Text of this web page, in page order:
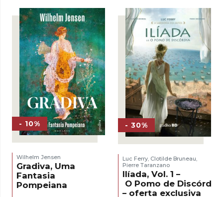
16,00 €.14,40 €.
17,00 €.15,30 €.
- 10%
Wilhelm Jensen
Gradiva, Uma
Fantasia
Pompeiana
- 30%
Luc Ferry, Clotilde Bruneau
Pierre Taranzano
Ilíada, Vol. 1 –
O Pomo de Discórdia
– oferta exclusiva